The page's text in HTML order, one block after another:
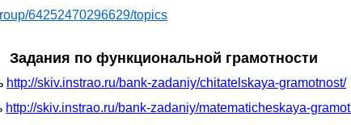
64252470296629/topics
Задания по функциональной грамотности
http://skiv.instrao.ru/bank-zadaniy/chitatelskaya-gramotnost/
http://skiv.instrao.ru/bank-zadaniy/matematicheskaya-